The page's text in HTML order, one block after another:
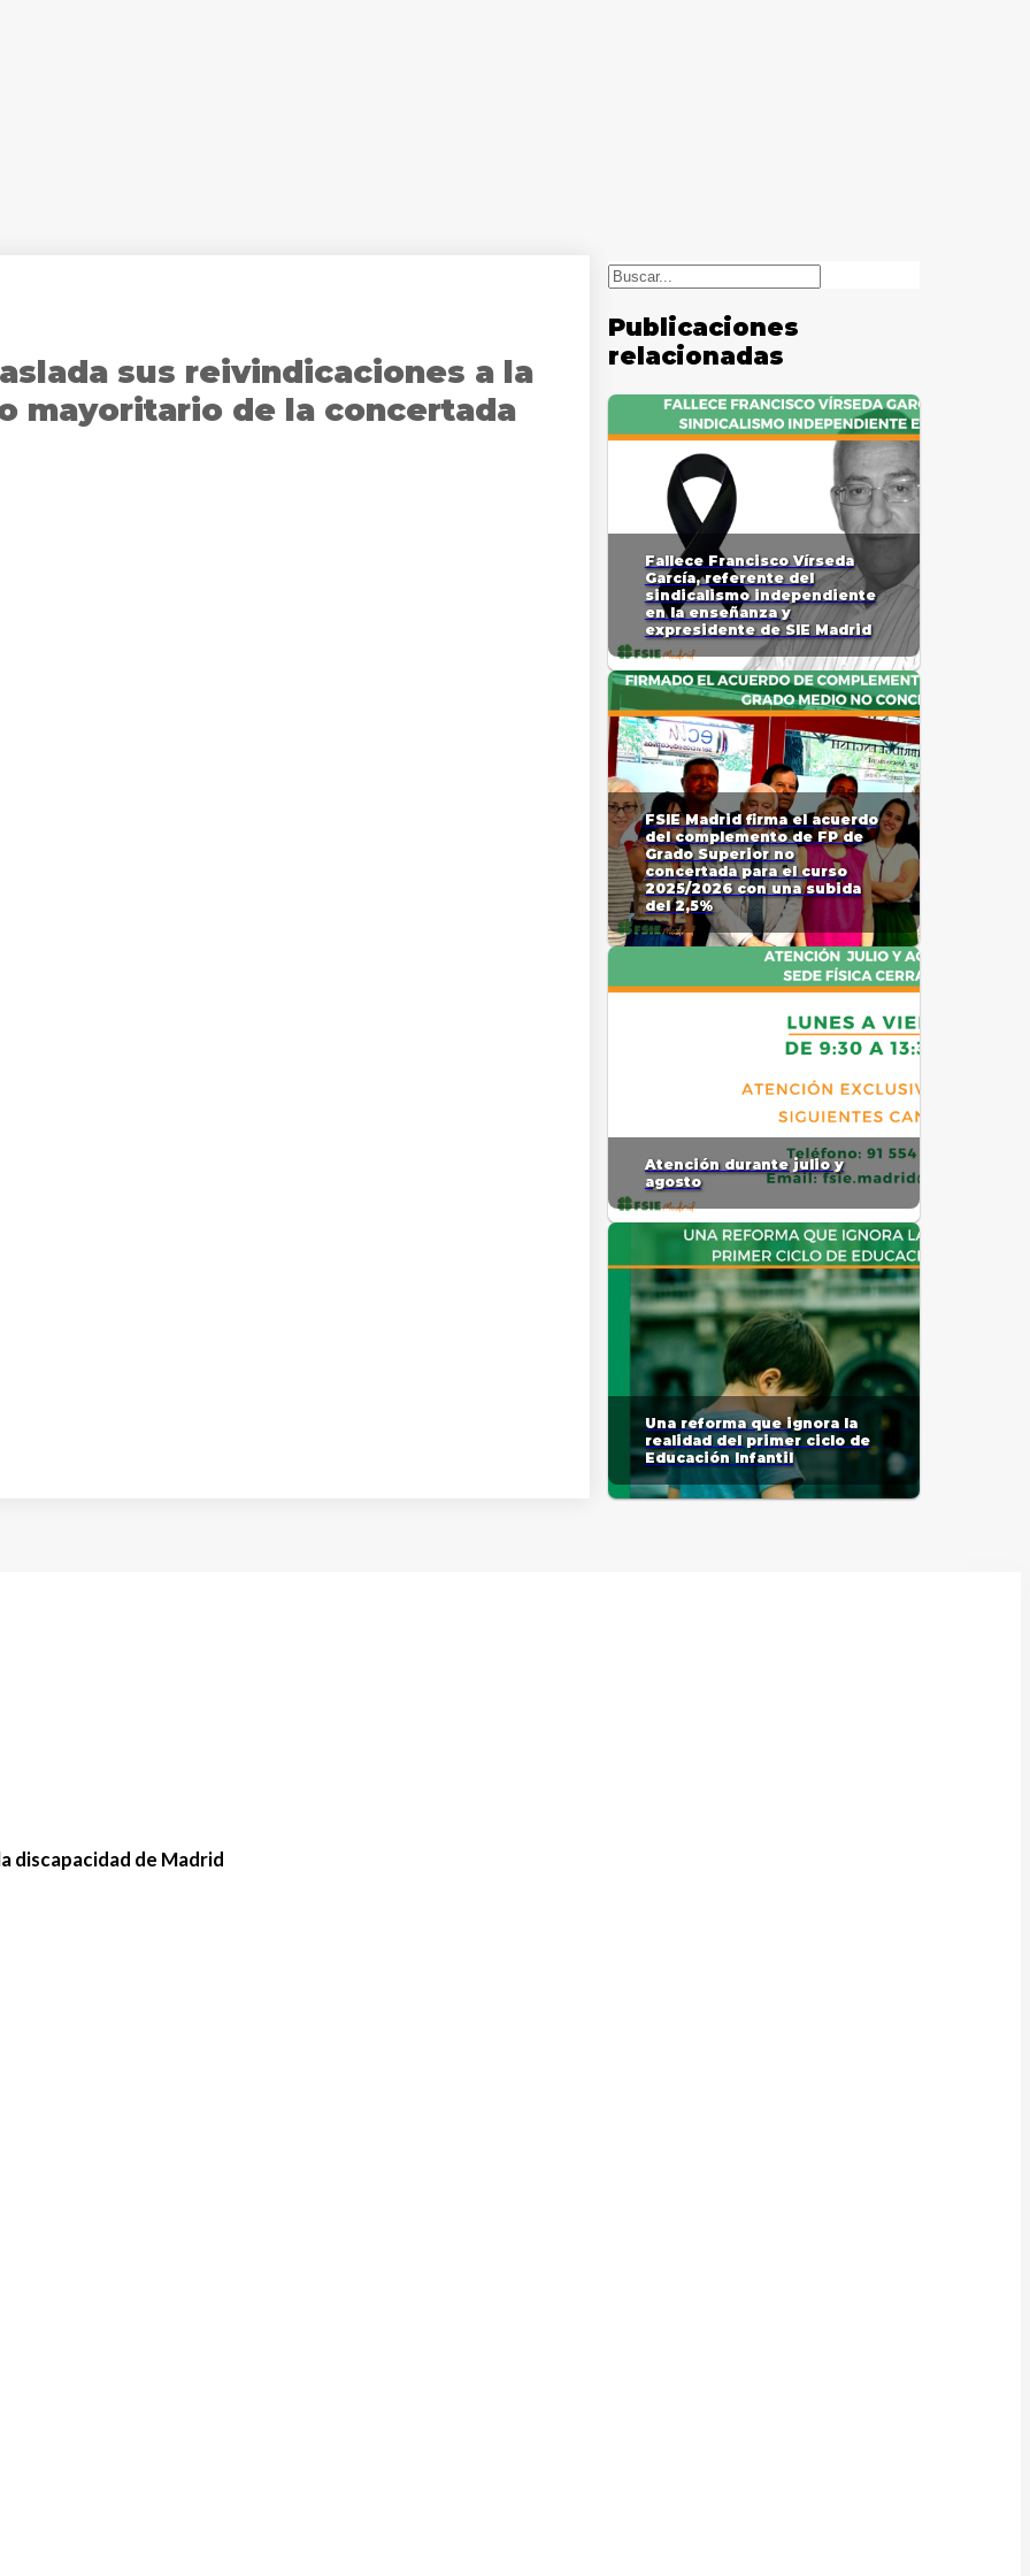
sus reivindicaciones a la
mayoritario de la concertada
Buscar
Publicaciones
relacionadas
Fallece Francisco Vírseda
García, referente del
sindicalismo independiente
en la enseñanza y
expresidente de SIE Madrid
FSIE Madrid firma el acuerdo
del complemento de FP de
Grado Superior no
concertada para el curso
2025/2026 con una subida
del 2,5%
Atención durante julio y
agosto
Una reforma que ignora la
realidad del primer ciclo de
Educación Infantil
discapacidad de Madrid